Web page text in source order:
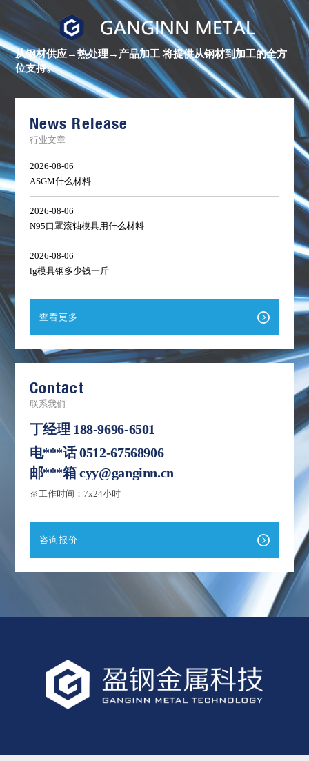
进
镍
合
金
棒
材
库
清
从钢材供应→热处理→产品加工将提供从钢材到加工的全方
位支持。
News Release
行业文章
2026-08-06
ASGM什么材料
2026-08-06
N95口罩滚轴模具用什么材料
2026-08-06
lg模具钢多少钱一斤
查看更多
Contact
联系我们
丁经理 188-9696-6501
电***话0512-67568906
邮***箱cyy@ganginn.cn
※工作时间：7x24小时
咨询报价